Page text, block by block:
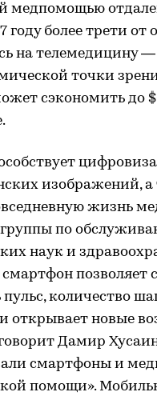
медпомощью
году более трети
на телемедицину
точки
сэкономить до
изображений, а
жизнь
по
наук и
позволяет
количество
и открывает новые
Дамир
смартфоны и
помощи».